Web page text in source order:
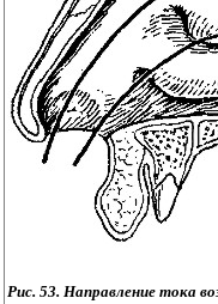
Рис. 53. Направление тока